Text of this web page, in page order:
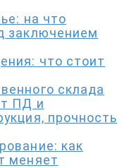
на что
заключением
что стоит
склада
ПД и
прочность
как
меняет